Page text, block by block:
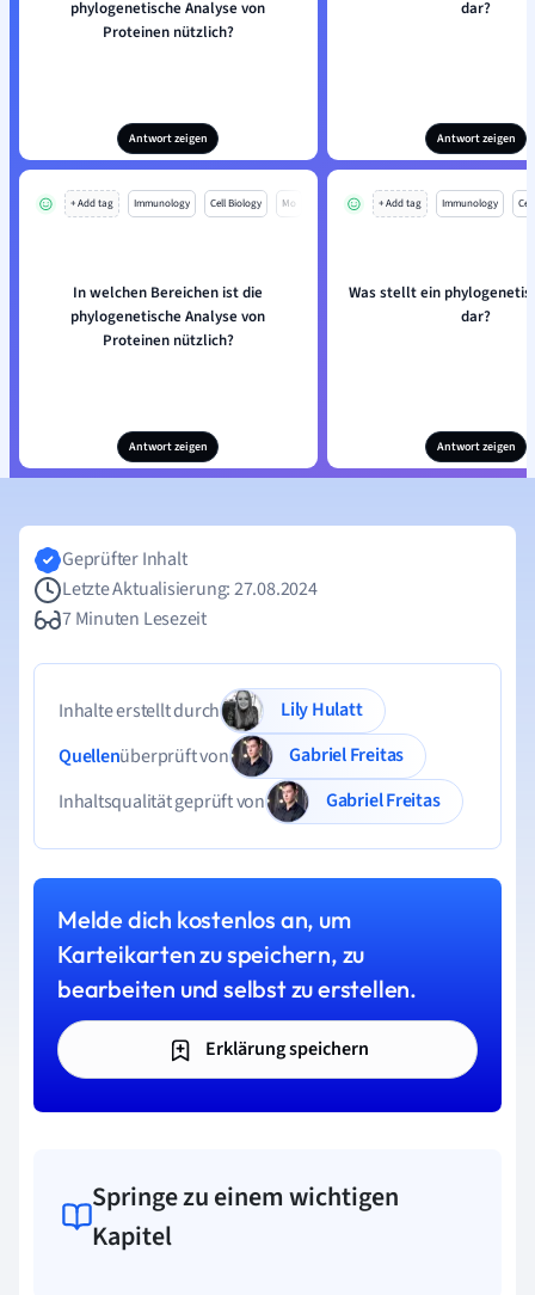
phylogenetische Analyse von
Proteinen nützlich?
Antwort zeigen
dar?
Antwort zeigen
+ Add tag Immunology Cell Biology Mo
In welchen Bereichen ist die
phylogenetische Analyse von
Proteinen nützlich?
Antwort zeigen
+ Add tag Immunology
Was stellt ein
dar?
Antwort zeigen
Geprüfter Inhalt
Letzte Aktualisierung: 27.08.2024
7 Minuten Lesezeit
Inhalte erstellt durch
Lily Hulatt
Quellenüberprüft von
Gabriel Freitas
Inhaltsqualität geprüft von
Gabriel Freitas
Melde dich kostenlos an, um
Karteikarten zu speichern, zu
bearbeiten und selbst zu erstellen.
Erklärung speichern
Springe zu einem wichtigen
Kapitel